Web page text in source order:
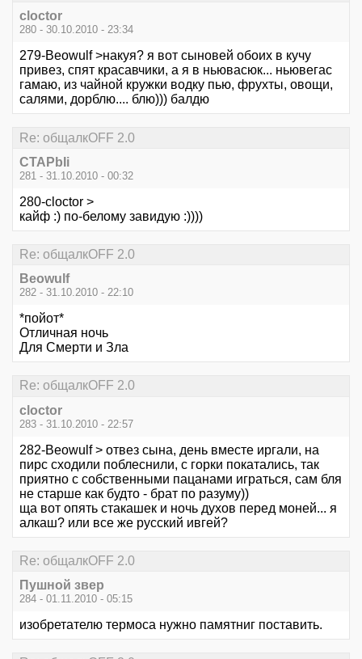
cloctor
280 - 30.10.2010 - 23:34
279-Beowulf >накуя? я вот сыновей обоих в кучу
привез, спят красавчики, а я в ньювасюк... ньювегас
гамаю, из чайной кружки водку пью, фрухты, овощи,
салями, дорблю.... блю))) балдю
Re: общалкOFF 2.0
CTAPbIi
281 - 31.10.2010 - 00:32
280-cloctor >
кайф :) по-белому завидую :))))
Re: общалкOFF 2.0
Beowulf
282 - 31.10.2010 - 22:10
*пойот*
Отличная ночь
Для Смерти и Зла
Re: общалкOFF 2.0
cloctor
283 - 31.10.2010 - 22:57
282-Beowulf > отвез сына, день вместе иргали, на
пирс сходили поблеснили, с горки покатались, так
приятно с собственными пацанами играться, сам бля
не старше как будто - брат по разуму))
ща вот опять стакашек и ночь духов перед моней... я
алкаш? или все же русский ивгей?
Re: общалкOFF 2.0
Пушной звер
284 - 01.11.2010 - 05:15
изобретателю термоса нужно памятниг поставить.